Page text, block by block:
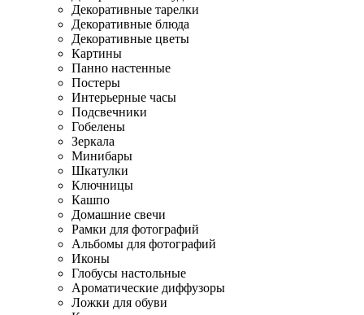
Декоративные тарелки
Декоративные блюда
Декоративные цветы
Картины
Панно настенные
Постеры
Интерьерные часы
Подсвечники
Гобелены
Зеркала
Минибары
Шкатулки
Ключницы
Кашпо
Домашние свечи
Рамки для фотографий
Альбомы для фотографий
Иконы
Глобусы настольные
Ароматические диффузоры
Ложки для обуви